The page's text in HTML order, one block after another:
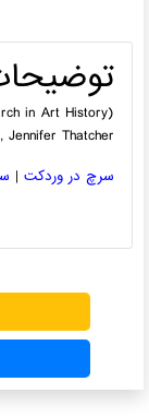
in Art History)
Jennifer Thatcher
سرچ در وردکت|